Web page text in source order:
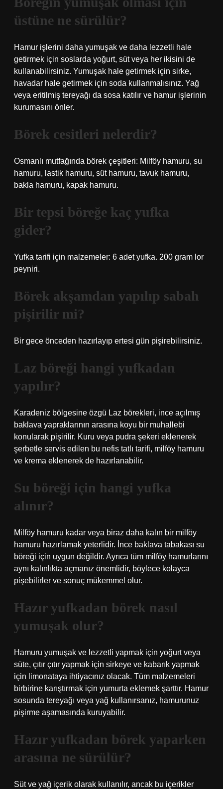
üstüne ne sürülür?
Hamur işlerini daha yumuşak ve daha lezzetli hale
getirmek için soslarda yoğurt, süt veya her ikisini de
kullanabilirsiniz. Yumuşak hale getirmek için sirke,
havadar hale getirmek için soda kullanmalısınız. Yağ
veya eritilmiş tereyağı da sosa katılır ve hamur işlerinin
kurumasını önler.
Börek cesitleri nelerdir?
Osmanlı mutfağında börek çeşitleri: Milföy hamuru, su
hamuru, lastik hamuru, süt hamuru, tavuk hamuru,
bakla hamuru, kapak hamuru.
Bir tepsi böreğe kaç yufka
gider?
Yufka tarifi için malzemeler: 6 adet yufka. 200 gram lor
peyniri.
Börek akşamdan yapılıp sabah
pişirilir mi?
Bir gece önceden hazırlayıp ertesi gün pişirebilirsiniz.
Laz böreği hangi yufkadan
yapılır?
Karadeniz bölgesine özgü Laz börekleri, ince açılmış
baklava yapraklarının arasına koyu bir muhallebi
konularak pişirilir. Kuru veya pudra şekeri eklenerek
şerbetle servis edilen bu nefis tatlı tarifi, milföy hamuru
ve krema eklenerek de hazırlanabilir.
Su böreği için hangi yufka
alınır?
Milföy hamuru kadar veya biraz daha kalın bir milföy
hamuru hazırlamak yeterlidir. İnce baklava tabakası su
böreği için uygun değildir. Ayrıca tüm milföy hamurlarını
aynı kalınlıkta açmanız önemlidir, böylece kolayca
pişebilirler ve sonuç mükemmel olur.
Hazır yufkadan börek nasıl
yumuşak olur?
Hamuru yumuşak ve lezzetli yapmak için yoğurt veya
süte, çıtır çıtır yapmak için sirkeye ve kabarık yapmak
için limonataya ihtiyacınız olacak. Tüm malzemeleri
birbirine karıştırmak için yumurta eklemek şarttır. Hamur
sosunda tereyağı veya yağ kullanırsanız, hamurunuz
pişirme aşamasında kuruyabilir.
Hazır yufkadan börek yaparken
arasına ne sürülür?
Süt ve yağ içerik olarak kullanılır, ancak bu içerikler